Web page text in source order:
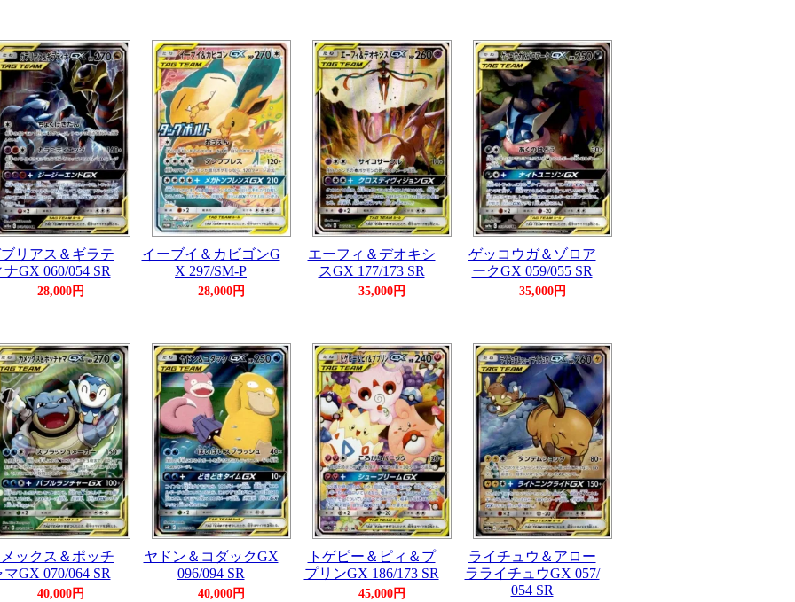
リアス＆ギラテ
ナGX 060/054 SR
28,000円
イーブイ＆カビゴンG
X 297/SM-P
28,000円
エーフィ＆デオキシ
スGX 177/173 SR
35,000円
ゲッコウガ＆ゾロア
ークGX 059/055 SR
35,000円
ックス＆ポッチ
マGX 070/064 SR
40,000円
ヤドン＆コダックGX
096/094 SR
40,000円
トゲピー＆ピィ＆プ
プリンGX 186/173 SR
45,000円
ライチュウ＆アロー
ラライチュウGX 057/
054 SR